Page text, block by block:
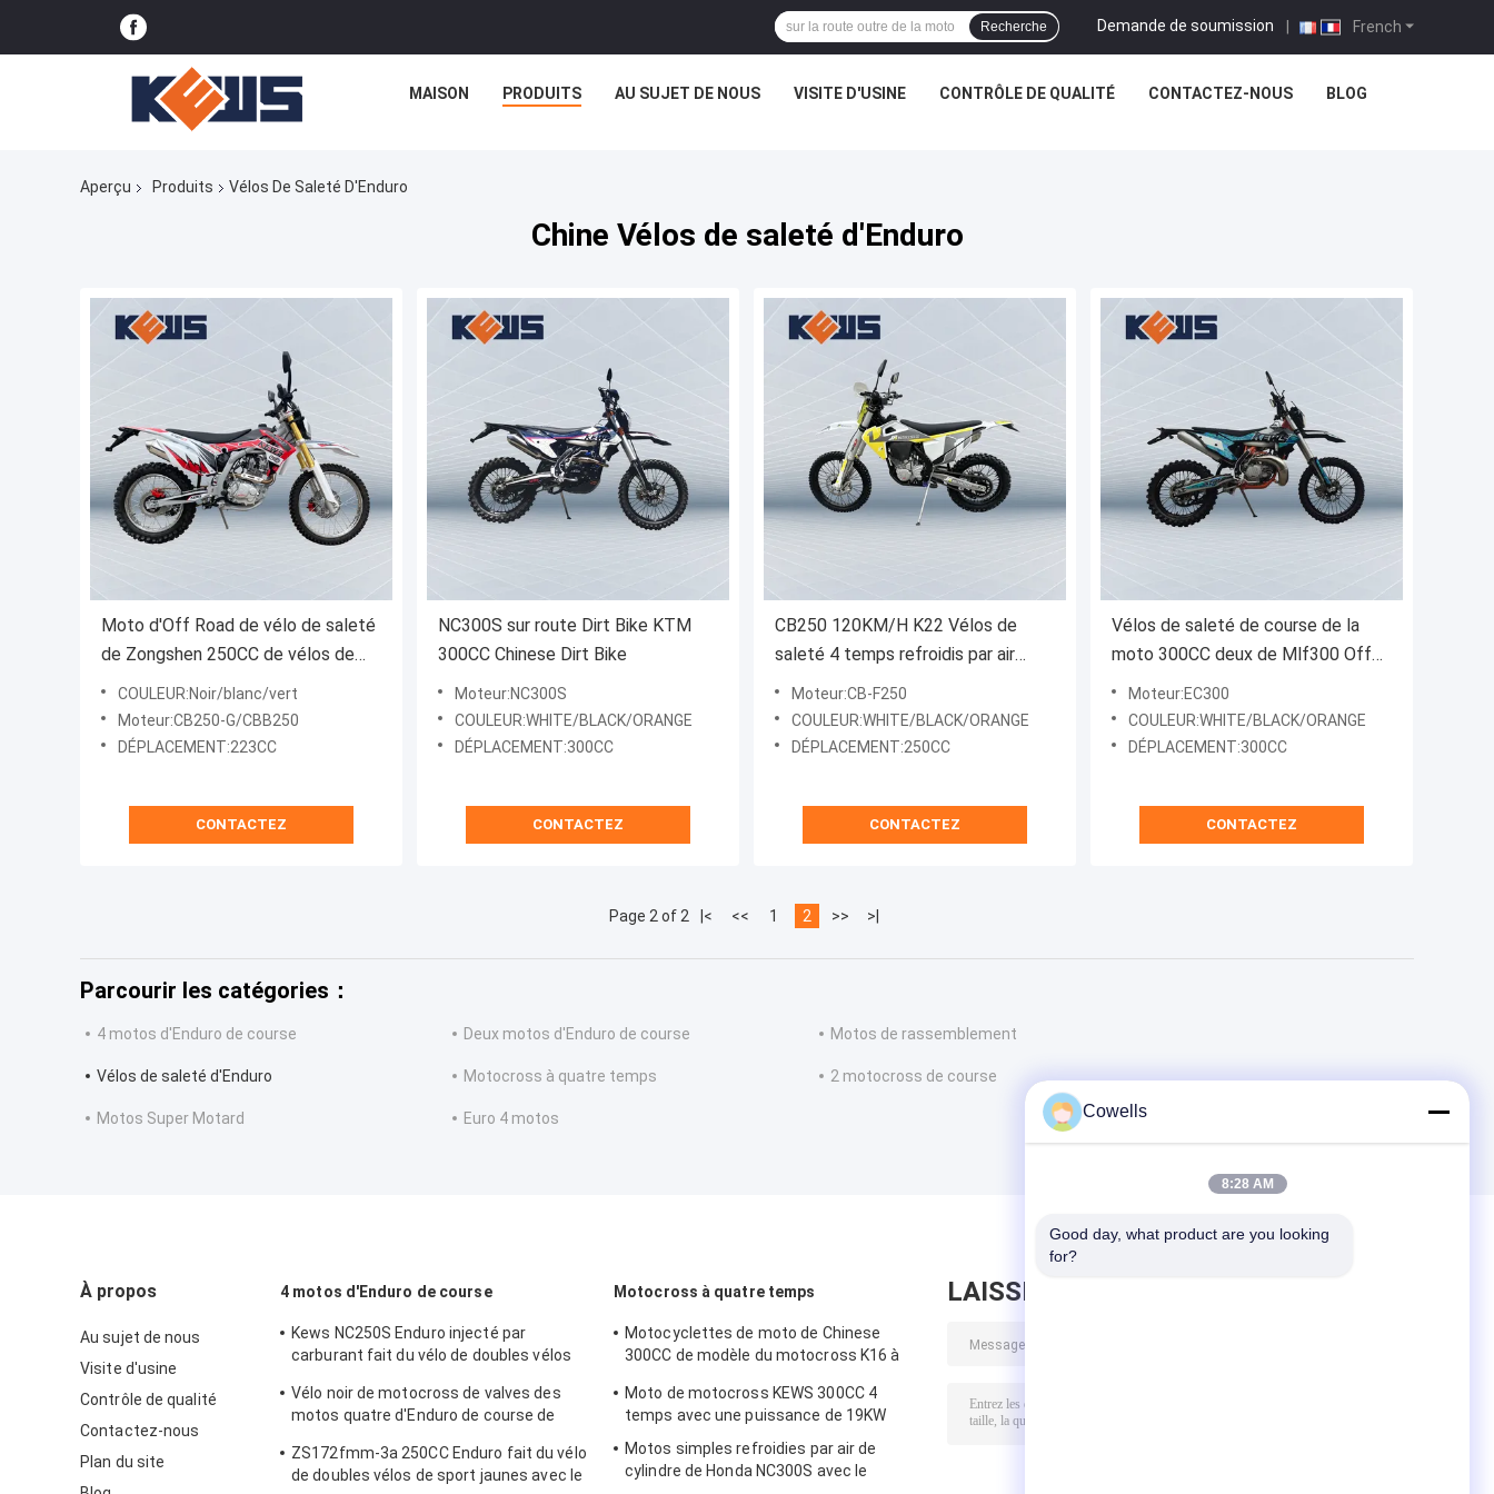
French
Demande de soumission |
Recherche
MAISON PRODUITS AU SUJET DE NOUS VISITE D'USINE CONTRÔLE DE QUALITÉ CONTACTEZ-NOUS BLOG
Aperçu Produits Vélos De Saleté D'Enduro
Chine Vélos de saleté d'Enduro
Moto d'Off Road de vélo de saleté
de Zongshen 250CC de vélos de
saleté de CB250-G Enduro
COULEUR:Noir/blanc/vert
Moteur:CB250-G/CBB250
DÉPLACEMENT:223CC
CONTACTEZ
NC300S sur route Dirt Bike KTM
300CC Chinese Dirt Bike
Moteur:NC300S
COULEUR:WHITE/BLACK/ORANGE
DÉPLACEMENT:300CC
CONTACTEZ
CB250 120KM/H K22 Vélos de
saleté 4 temps refroidis par air
avec ensemble complet
Moteur:CB-F250
COULEUR:WHITE/BLACK/ORANGE
DÉPLACEMENT:250CC
CONTACTEZ
Vélos de saleté de course de la
moto 300CC deux de Mlf300 Off
Road avec le système électrique
de début
Moteur:EC300
COULEUR:WHITE/BLACK/ORANGE
DÉPLACEMENT:300CC
CONTACTEZ
Page 2 of 2 |< << 1 2 >> >|
Parcourir les catégories：
4 motos d'Enduro de course Deux motos d'Enduro de course Motos de rassemblement
Vélos de saleté d'Enduro Motocross à quatre temps 2 motocross de course
Motos Super Motard Euro 4 motos
À propos
Au sujet de nous
Visite d'usine
Contrôle de qualité
Contactez-nous
Plan du site
4 motos d'Enduro de course
Kews NC250S Enduro injecté par
carburant fait du vélo de doubles vélos
Vélo noir de motocross de valves des
motos quatre d'Enduro de course de
ZS172fmm-3a 250CC Enduro fait du vélo
de doubles vélos de sport jaunes avec le
Motocross à quatre temps
Motocyclettes de moto de Chinese
300CC de modèle du motocross K16 à
Moto de motocross KEWS 300CC 4
temps avec une puissance de 19KW
Motos simples refroidies par air de
cylindre de Honda NC300S avec le
LAISSEZ UN MESSAGE
Cowells
8:28 AM
Good day, what product are you looking
for?